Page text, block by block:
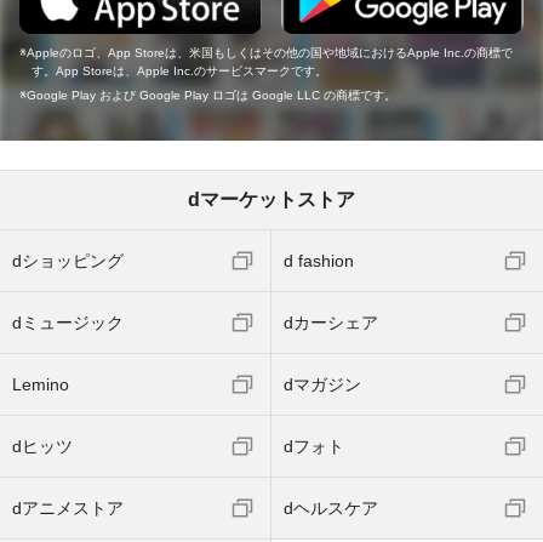
Appleのロゴ、App Storeは、米国もしくはその他の国や地域におけるApple Inc.の商標で
す。App Storeは、Apple Inc.のサービスマークです。
Google Play および Google Play ロゴは Google LLC の商標です。
dマーケットストア
dショッピング d fashion
dミュージック dカーシェア
Lemino dマガジン
dヒッツ dフォト
dアニメストア dヘルスケア